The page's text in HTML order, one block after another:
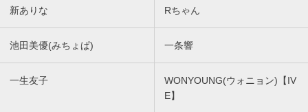
新ありな Rちゃん
池田美優(みちょぱ) 一条響
一生友子
WONYOUNG(ウォニョン)【IV
E】